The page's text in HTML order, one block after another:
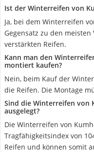
Ist der Winterreifen von
Ja, bei dem Winterreifen
Gegensatz zu den
verstärkten Reifen.
Kann man den
montiert kaufen?
Nein, beim Kauf der
die Reifen. Die Montage
Sind die Winterreifen von
ausgelegt?
Die Winterreifen von
Tragfähigkeitsindex von
Reifen und können somit